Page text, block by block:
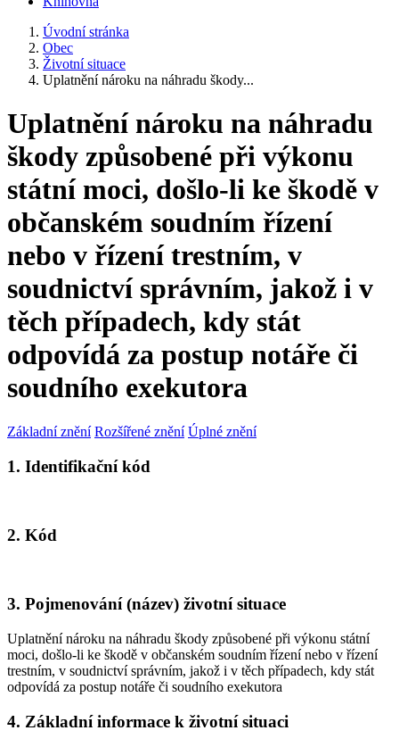
Úvodní stránka
Obec
Životní situace
Uplatnění nároku na náhradu škody...
Uplatnění nároku na náhradu
škody způsobené při výkonu
státní moci, došlo-li ke škodě v
občanském soudním řízení
nebo v řízení trestním, v
soudnictví správním, jakož i v
těch případech, kdy stát
odpovídá za postup notáře či
soudního exekutora
Základní znění Rozšířené znění Úplné znění
1. Identifikační kód
2. Kód
3. Pojmenování (název) životní situace
Uplatnění nároku na náhradu škody způsobené při výkonu státní
moci, došlo-li ke škodě v občanském soudním řízení nebo v řízení
trestním, v soudnictví správním, jakož i v těch případech, kdy stát
odpovídá za postup notáře či soudního exekutora
4. Základní informace k životní situaci